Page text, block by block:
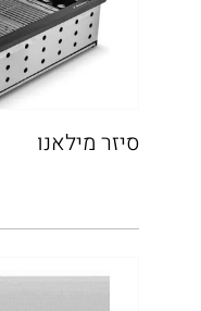
סיזר מילאנו